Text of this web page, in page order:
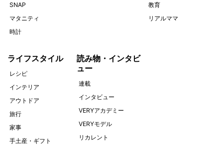
SNAP
マタニティ
時計
教育
リアルママ
ライフスタイル
レシピ
インテリア
アウトドア
旅行
家事
手土産・ギフト
読み物・インタビ
ュー
連載
インタビュー
VERYアカデミー
VERYモデル
リカレント